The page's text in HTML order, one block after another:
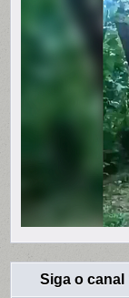
Siga o canal